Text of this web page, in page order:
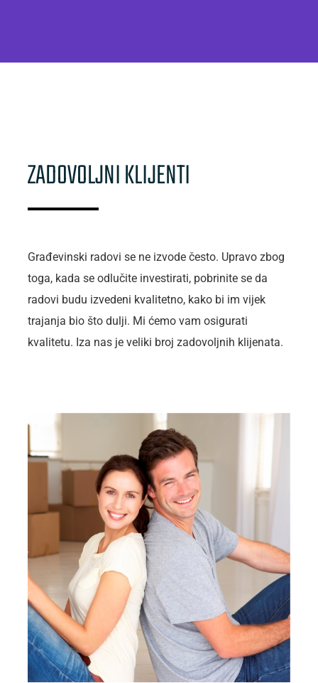
ZADOVOLJNI KLIJENTI
Građevinski radovi se ne izvode često. Upravo zbog
toga, kada se odlučite investirati, pobrinite se da
radovi budu izvedeni kvalitetno, kako bi im vijek
trajanja bio što dulji. Mi ćemo vam osigurati
kvalitetu. Iza nas je veliki broj zadovoljnih klijenata.